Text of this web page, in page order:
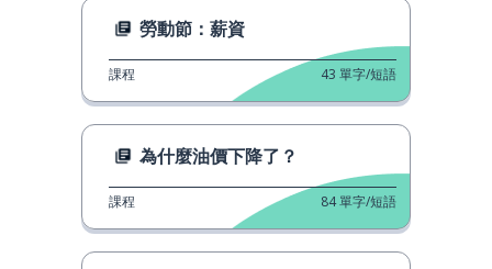
勞動節：薪資
課程 43 單字/短語
為什麼油價下降了？
課程 84單字/短語